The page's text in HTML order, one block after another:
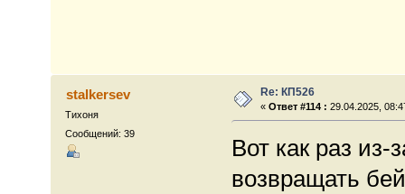
stalkersev
Тихоня
Сообщений: 39
Re: КП526
«Ответ #114 : 29.04.2025,
Вот как раз
возвращать